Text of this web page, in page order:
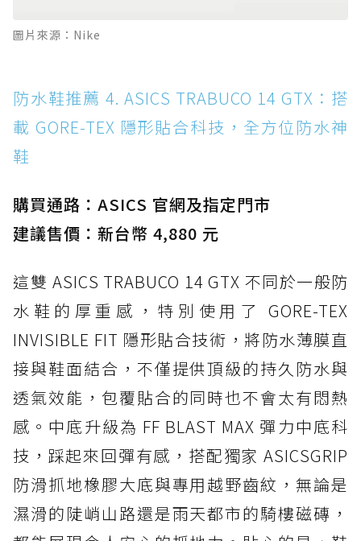
圖片來源：Nike
防水鞋推薦 4. ASICS TRABUCO 14 GTX：搭
載 GORE-TEX 隱形貼合科技，全方位防水神
鞋
購買通路：ASICS 官網及指定門市
建議售價：新台幣 4,880 元
這雙 ASICS TRABUCO 14 GTX 不同於一般防
水鞋的厚重感，特別使用了 GORE-TEX
INVISIBLE FIT 隱形貼合技術，將防水薄膜直
接與鞋面結合，不僅提供頂級的持久防水與
透氣效能，包覆貼合的同時也不會太有悶熱
感。中底升級為 FF BLAST MAX 彈力中底科
技，踩起來回彈有感，搭配獨家 ASICSGRIP
防滑抓地橡膠大底與專用越野齒紋，無論是
濕滑的陡峭山路還是雨天都市的騎樓磁磚，